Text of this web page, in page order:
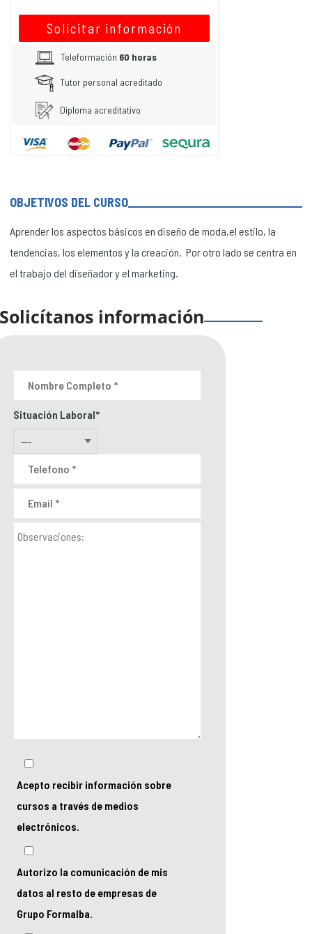
OBJETIVOS DEL CURSO
Aprender los aspectos básicos en diseño de moda,el estilo, la
tendencias, los elementos y la creación. Por otro lado se centra en
el trabajo del diseñador y el marketing.
Solicítanos información
Situación Laboral*
Acepto recibir información sobre
cursos a través de medios
electrónicos.
Autorizo la comunicación de mis
datos al resto de empresas de
Grupo Formalba.
Solicitar información
Teleformación 60 horas
Tutor personal acreditado
Diploma acreditativo